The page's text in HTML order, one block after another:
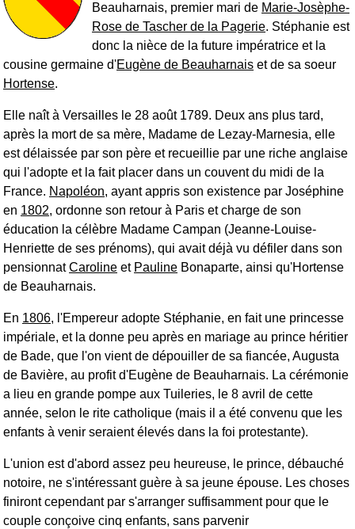
Beauharnais, premier mari de Marie-Josèphe-
Rose de Tascher de la Pagerie. Stéphanie est
donc la nièce de la future impératrice et la
cousine germaine d'Eugène de Beauharnais et de sa soeur
Hortense.
Elle naît à Versailles le 28 août 1789. Deux ans plus tard,
après la mort de sa mère, Madame de Lezay-Marnesia, elle
est délaissée par son père et recueillie par une riche anglaise
qui l'adopte et la fait placer dans un couvent du midi de la
France. Napoléon, ayant appris son existence par Joséphine
en 1802, ordonne son retour à Paris et charge de son
éducation la célèbre Madame Campan (Jeanne-Louise-
Henriette de ses prénoms), qui avait déjà vu défiler dans son
pensionnatCaroline et Pauline Bonaparte, ainsi qu'Hortense
de Beauharnais.
En 1806, l'Empereur adopte Stéphanie, en fait une princesse
impériale, et la donne peu après en mariage au prince héritier
de Bade, que l'on vient de dépouiller de sa fiancée, Augusta
de Bavière, au profit d'Eugène de Beauharnais. La cérémonie
a lieu en grande pompe aux Tuileries, le 8 avril de cette
année, selon le rite catholique (mais il a été convenu que les
enfants à venir seraient élevés dans la foi protestante).
L'union est d'abord assez peu heureuse, le prince, débauché
notoire, ne s'intéressant guère à sa jeune épouse. Les choses
finiront cependant par s'arranger suffisamment pour que le
couple conçoive cinq enfants, sans parvenir